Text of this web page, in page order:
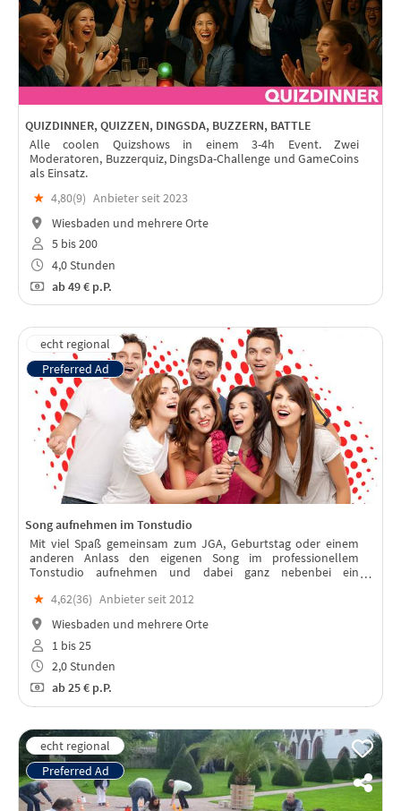
QUIZDINNER, QUIZZEN, DINGSDA, BUZZERN, BATTLE
Alle coolen Quizshows in einem 3-4h Event. Zwei
Moderatoren, Buzzerquiz, DingsDa-Challenge und GameCoins
als Einsatz.
★ 4,80(9) Anbieter seit 2023
Wiesbaden und mehrere Orte
5 bis 200
4,0 Stunden
ab49 € p.P.
Song aufnehmen im Tonstudio
Mit viel Spaß gemeinsam zum JGA, Geburtstag oder einem
anderen Anlass den eigenen Song im professionellem
Tonstudio aufnehmen und dabei ganz nebenbei ein
Event an die gemeinsame Zeit erinnert.
★ 4,62(36) Anbieter seit 2012
Wiesbaden und mehrere Orte
1 bis 25
2,0 Stunden
ab25 € p.P.